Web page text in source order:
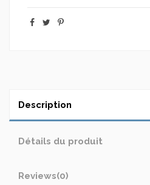
Description
Détails du produit
Reviews(0)